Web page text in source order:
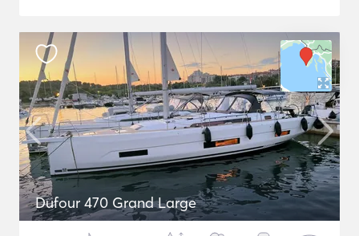
Dufour 470 Grand Large